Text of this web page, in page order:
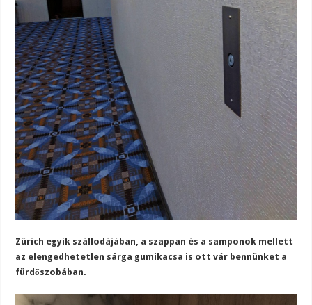
Zürich egyik szállodájában, a szappan és a samponok mellett
az elengedhetetlen sárga gumikacsa is ott vár bennünket a
fürdőszobában.